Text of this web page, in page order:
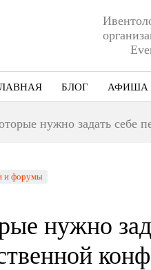
БЛОГ АФИША
нужно задать себе
и форумы
нужно